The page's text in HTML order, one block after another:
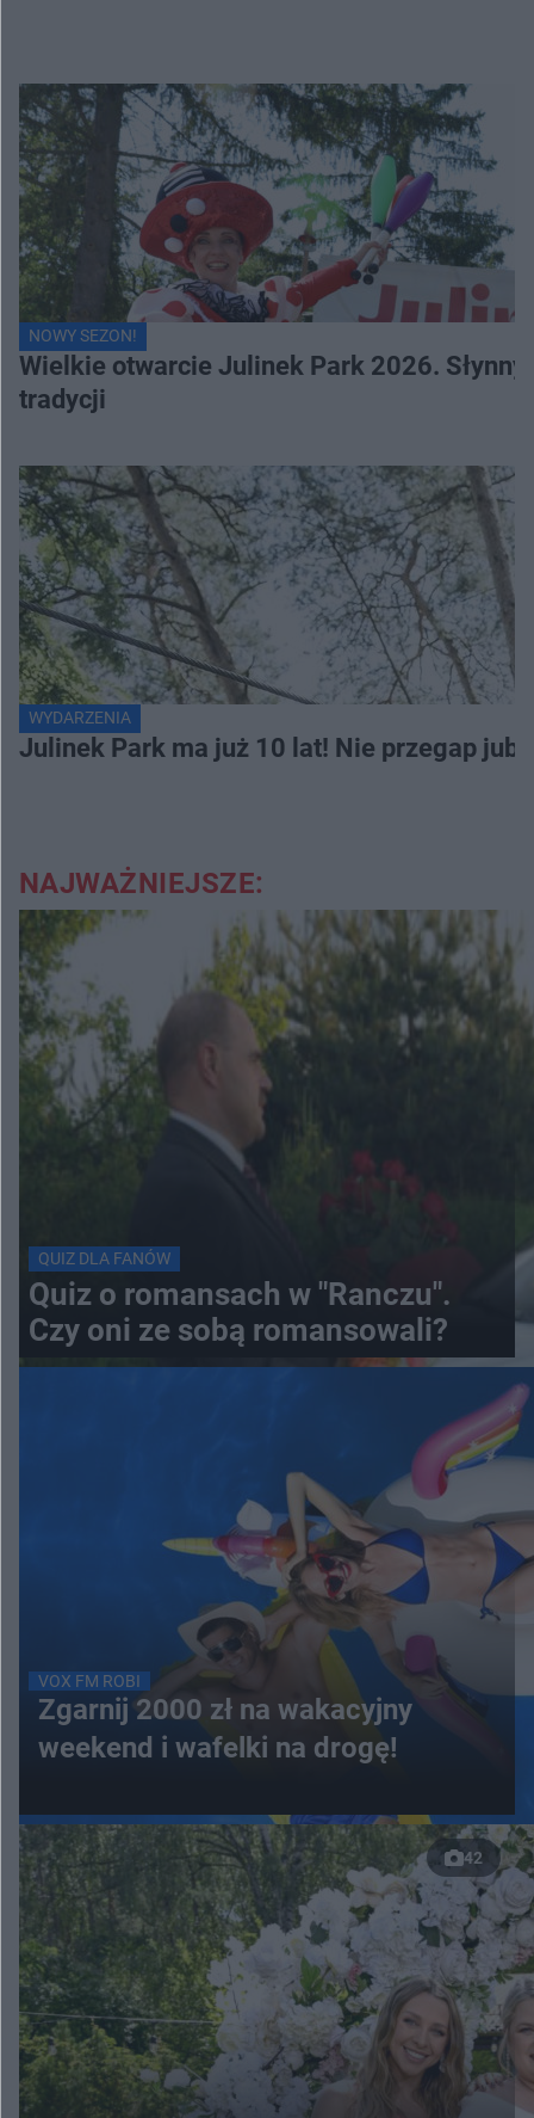
NOWY SEZON!
Wielkie otwarcie Julinek Park 2026.
tradycji
WYDARZENIA
Julinek Park ma już 10 lat! Nie przegap
NAJWAŻNIEJSZE:
QUIZ DLA FANÓW
Quiz o romansach w "Ranczu".
Czy oni ze sobą romansowali?
VOX FM ROBI
Zgarnij 2000 zł na wakacyjny
weekend i wafelki na drogę!
42